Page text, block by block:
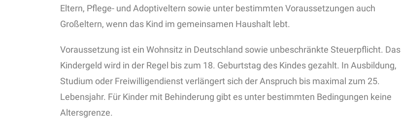
Eltern, Pflege- und Adoptiveltern sowie unter bestimmten Voraussetzungen auch
Großeltern, wenn das Kind im gemeinsamen Haushalt lebt.
Voraussetzung ist ein Wohnsitz in Deutschland sowie unbeschränkte Steuerpflicht. Das
Kindergeld wird in der Regel bis zum 18. Geburtstag des Kindes gezahlt. In Ausbildung,
Studium oder Freiwilligendienst verlängert sich der Anspruch bis maximal zum 25.
Lebensjahr. Für Kinder mit Behinderung gibt es unter bestimmten Bedingungen keine
Altersgrenze.